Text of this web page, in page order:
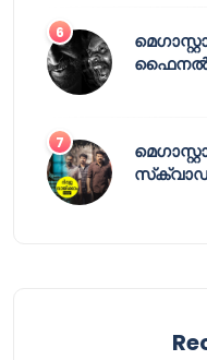
ഫൈനൽ
സ്‌ക്വാഡ്